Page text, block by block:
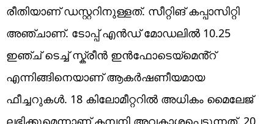
രീതിയാണ് ഡസ്റ്ററിനുള്ളത്. സീറ്റിങ് കപ്പാസിറ്റി
അഞ്ചാണ്. ടോപ്പ് എൻഡ് മോഡലിൽ 10.25
ഇഞ്ച് ടെച്ച് സ്ക്രീൻ ഇൻഫോടെയ്മെൻ്റ്
എന്നിങ്ങിനെയാണ് ആകർഷണീയമായ
ഫീച്ചറുകൾ. 18 കിലോമീറ്ററിൽ അധികം മൈലേജ്